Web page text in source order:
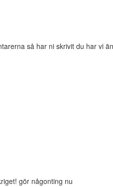
så har ni skrivit du har vi
gör någonting nu